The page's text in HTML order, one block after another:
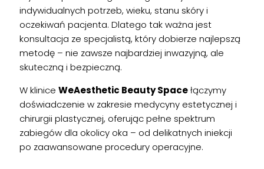
indywidualnych potrzeb, wieku, stanu skóry i
oczekiwań pacjenta. Dlatego tak ważna jest
konsultacja ze specjalistą, który dobierze najlepszą
metodę – nie zawsze najbardziej inwazyjną, ale
skuteczną i bezpieczną.
W klinice WeAesthetic Beauty Spacełączymy
doświadczenie w zakresie medycyny estetycznej i
chirurgii plastycznej, oferując pełne spektrum
zabiegów dla okolicy oka – od delikatnych iniekcji
po zaawansowane procedury operacyjne.